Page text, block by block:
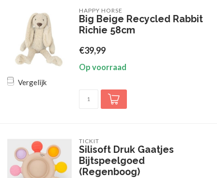
Vergelijk
HAPPY HORSE
Big Beige Recycled Rabbit
Richie 58cm
€39,99
Op voorraad
TICKIT
Silisoft Druk Gaatjes
Bijtspeelgoed
(Regenboog)